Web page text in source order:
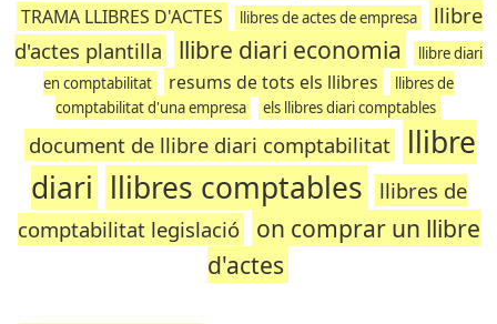
TRAMA LLIBRES D'ACTES llibres de actes de empresa
llibre
d'actes plantilla
llibre diari economia
llibre diari
en comptabilitat
resums de tots els llibres
llibres de
comptabilitat d'una empresa
els llibres diari comptables
document de llibre diari comptabilitat
llibre
diari llibres comptables
llibres de
comptabilitat legislació
on comprar un llibre
d'actes